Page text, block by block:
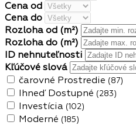
Cena od
Cena do
Rozloha od (m²)
Rozloha do (m²)
ID nehnuteľnosti
Kľúčové slová
čarovné Prostredie (87)
Ihneď Dostupné (283)
Investícia (102)
Moderné (185)